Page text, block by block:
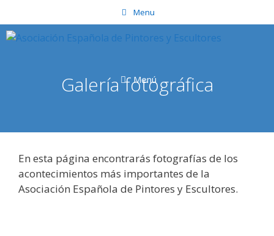
al
contenido
Menu
Menú
Galería fotográfica
En esta página encontrarás fotografías de los
acontecimientos más importantes de la
Asociación Española de Pintores y Escultores.